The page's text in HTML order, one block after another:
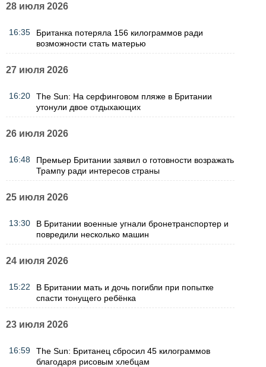
28 июля 2026
16:35
Британка потеряла 156 килограммов ради
возможности стать матерью
27 июля 2026
16:20
The Sun: На серфинговом пляже в Британии
утонули двое отдыхающих
26 июля 2026
16:48
Премьер Британии заявил о готовности возражать
Трампу ради интересов страны
25 июля 2026
13:30
В Британии военные угнали бронетранспортер и
повредили несколько машин
24 июля 2026
15:22
В Британии мать и дочь погибли при попытке
спасти тонущего ребёнка
23 июля 2026
16:59
The Sun: Британец сбросил 45 килограммов
благодаря рисовым хлебцам